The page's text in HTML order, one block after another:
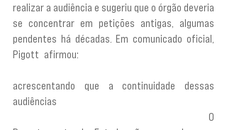
realizar a audiência e sugeriu que o órgão deveria
se concentrar em petições antigas, algumas
pendentes há décadas. Em comunicado oficial,
Pigott afirmou:
acrescentando que a continuidade dessas
audiências
O